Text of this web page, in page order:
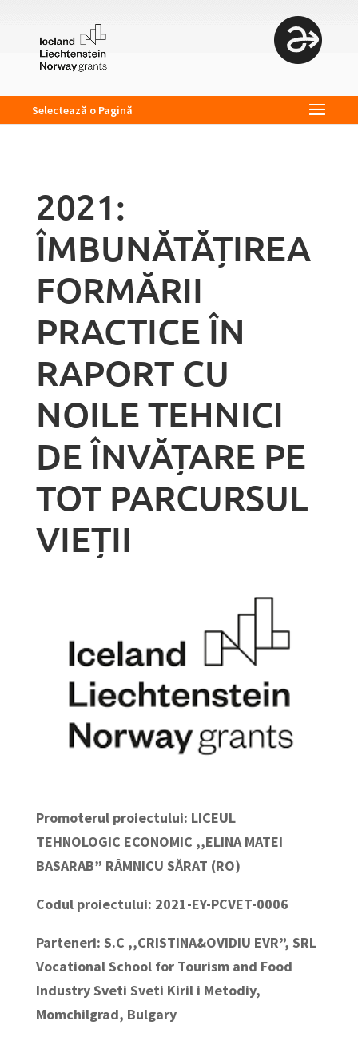
Selectează o Pagină
2021:
ÎMBUNĂTĂȚIREA
FORMĂRII
PRACTICE ÎN
RAPORT CU
NOILE TEHNICI
DE ÎNVĂȚARE PE
TOT PARCURSUL
VIEȚII
Promoterul proiectului: LICEUL
TEHNOLOGIC ECONOMIC ,,ELINA MATEI
BASARAB” RÂMNICU SĂRAT (RO)
Codul proiectului: 2021-EY-PCVET-0006
Parteneri: S.C ,,CRISTINA&OVIDIU EVR”, SRL
Vocational School for Tourism and Food
Industry Sveti Sveti Kiril i Metodiy,
Momchilgrad, Bulgary